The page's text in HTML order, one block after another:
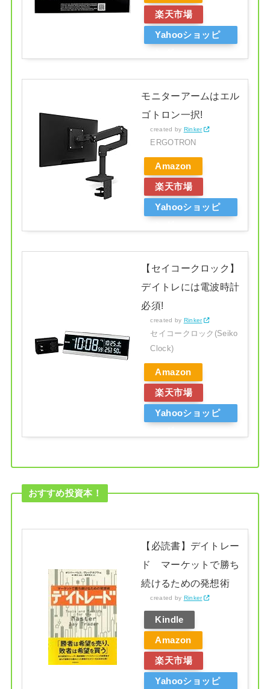
楽天市場
Yahooショッピ
モニターアームはエル
ゴトロン一択!
created by Rinker
ERGOTRON
Amazon
楽天市場
Yahooショッピ
【セイコークロック】
デイトレには電波時計
必須!
created by Rinker
セイコークロック(Seiko
Clock)
Amazon
楽天市場
Yahooショッピ
おすすめ投資本！
【必読書】デイトレー
ド マーケットで勝ち
続けるための発想術
created by Rinker
Kindle
Amazon
楽天市場
Yahooショッピ